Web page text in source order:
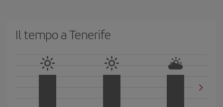
Il tempo a Tenerife